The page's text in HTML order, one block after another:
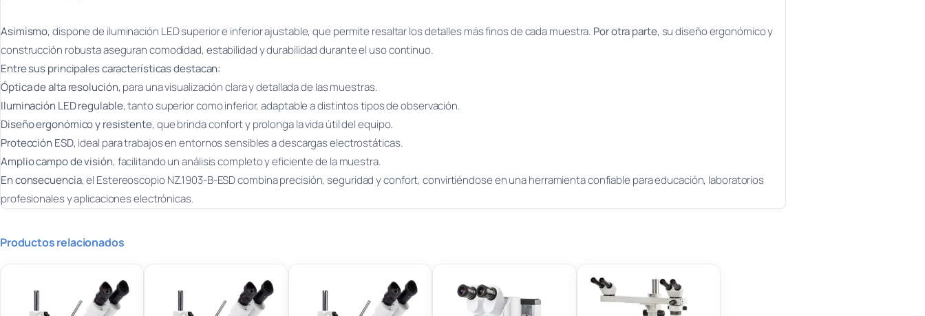
Asimismo, dispone de iluminación LED superior e inferior ajustable, que permite resaltar los detalles más finos de cada muestra. Por otra parte, su diseño ergonómico y
construcción robusta aseguran comodidad, estabilidad y durabilidad durante el uso continuo.
Entre sus principales características destacan:
Óptica de alta resolución, para una visualización clara y detallada de las muestras.
Iluminación LED regulable, tanto superior como inferior, adaptable a distintos tipos de observación.
Diseño ergonómico y resistente, que brinda confort y prolonga la vida útil del equipo.
Protección ESD, ideal para trabajos en entornos sensibles a descargas electrostáticas.
Amplio campo de visión, facilitando un análisis completo y eficiente de la muestra.
En consecuencia, el Estereoscopio NZ.1903-B-ESD combina precisión, seguridad y confort, convirtiéndose en una herramienta confiable para educación, laboratorios
profesionales y aplicaciones electrónicas.
Productos relacionados